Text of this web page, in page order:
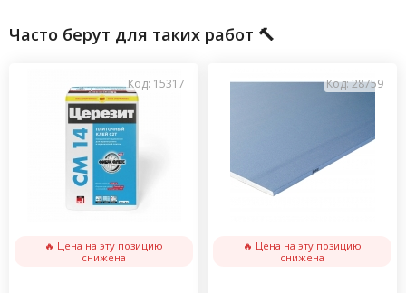
Часто берут для таких работ 🔨
Код: 15317
🔥 Цена на эту позицию
снижена
Код: 28759
🔥 Цена на эту позицию
снижена